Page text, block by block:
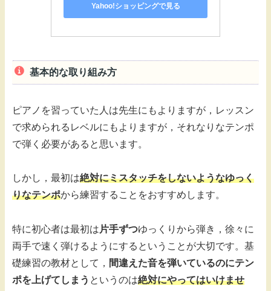
Yahoo!ショッピングで見る
基本的な取り組み方
ピアノを習っていた人は先生にもよりますが，レッスン
で求められるレベルにもよりますが，それなりなテンポ
で弾く必要があると思います。
しかし，最初は絶対にミスタッチをしないようなゆっく
りなテンポから練習することをおすすめします。
特に初心者は最初は 片手ずつゆっくりから弾き，徐々に
両手で速く弾けるようにするということが大切です。基
礎練習の教材として， 間違えた音を弾いているのにテン
ポを上げてしまう というのは絶対にやってはいけませ